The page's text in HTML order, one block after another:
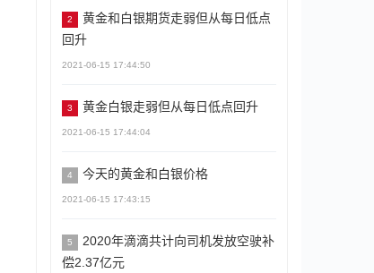
2
黄金和白银期货走弱但从每日低点
回升
2021-06-15 17:44:50
3 黄金白银走弱但从每日低点回升
2021-06-15 17:44:04
4 今天的黄金和白银价格
2021-06-15 17:43:15
5
2020年滴滴共计向司机发放空驶补
偿2.37亿元